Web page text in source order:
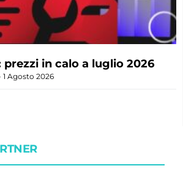
in calo a luglio 2026
1 Agosto 2026